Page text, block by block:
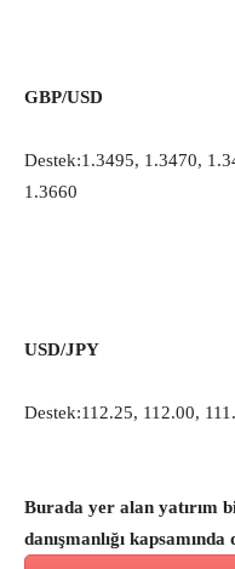
GBP/USD
Destek:1.3495, 1.3470,
1.3660
USD/JPY
Destek:112.25, 112.00,
Burada yer alan yatırım
danışmanlığı